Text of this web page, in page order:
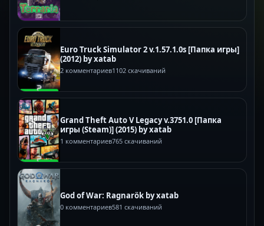
Euro Truck Simulator 2 v.1.57.1.0s [Папка игры]
(2012) by xatab
2 комментариев1102 скачиваний
Grand Theft Auto V Legacy v.3751.0 [Папка
игры (Steam)] (2015) by xatab
1 комментариев765 скачиваний
God of War: Ragnarök by xatab
0 комментариев581 скачиваний